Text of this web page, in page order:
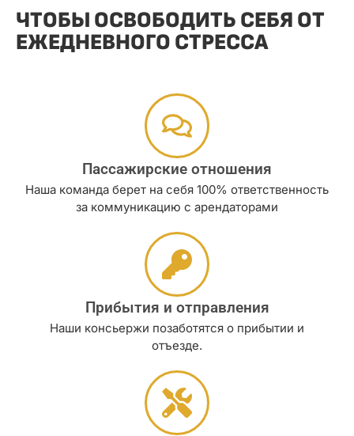
ЧТОБЫ ОСВОБОДИТЬ СЕБЯ ОТ
ЕЖЕДНЕВНОГО СТРЕССА
Пассажирские отношения
Наша команда берет на себя 100% ответственность
за коммуникацию с арендаторами
Прибытия и отправления
Наши консьержи позаботятся о прибытии и
отъезде.